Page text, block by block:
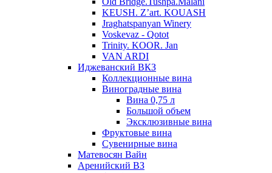
KEUSH. Z’art. KOUASH
Jraghatspanyan Winery
Voskevaz - Qotot
Trinity. KOOR. Jan
VAN ARDI
Иджеванский ВКЗ
Коллекционные вина
Виноградные вина
Вина 0,75 л
Большой объем
Эксклюзивные вина
Фруктовые вина
Cувенирные вина
Матевосян Вайн
Аренийский ВЗ